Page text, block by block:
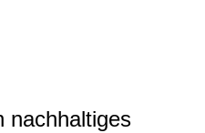
nachhaltiges